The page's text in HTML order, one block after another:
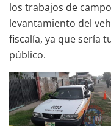
los trabajos de
levantamiento del
fiscalía, ya que sería
público.